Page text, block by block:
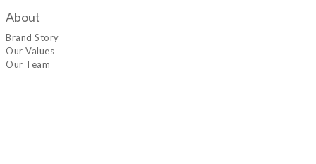
About
Brand Story
Our Values
Our Team